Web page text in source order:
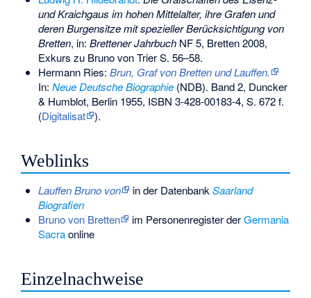
und Kraichgaus im hohen Mittelalter, ihre Grafen und
deren Burgensitze mit spezieller Berücksichtigung von
Bretten, in: Brettener JahrbuchNF 5, Bretten 2008,
Exkurs zu Bruno von Trier S. 56–58.
Hermann Ries: Brun, Graf von Bretten und Lauffen.
In: Neue Deutsche Biographie(NDB). Band 2, Duncker
& Humblot, Berlin 1955, ISBN 3-428-00183-4, S. 672 f.
(Digitalisat ).
Weblinks
Lauffen Bruno von in der Datenbank Saarland
Biografien
Bruno von Bretten
im Personenregister derGermania
Sacraonline
Einzelnachweise